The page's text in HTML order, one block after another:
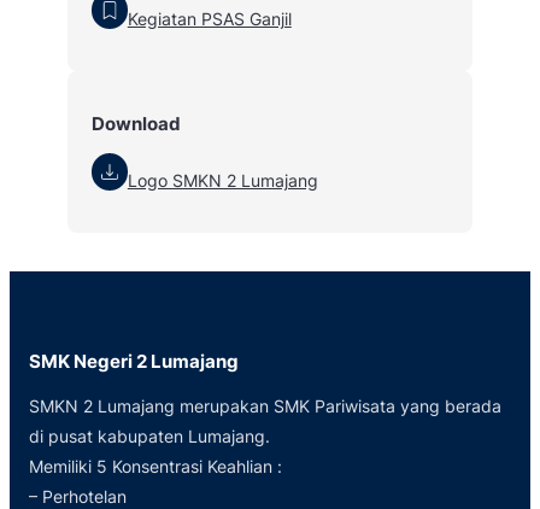
Kegiatan PSAS Ganjil
Download
Logo SMKN 2 Lumajang
SMK Negeri 2 Lumajang
SMKN 2 Lumajang merupakan SMK Pariwisata yang berada
di pusat kabupaten Lumajang.
Memiliki 5 Konsentrasi Keahlian :
– Perhotelan